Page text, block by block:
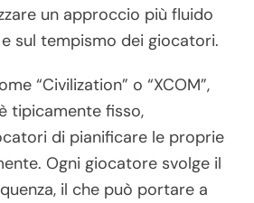
un approccio più fluido
sul tempismo dei giocatori.
“Civilization” o “XCOM”,
tipicamente fisso,
di pianificare le proprie
Ogni giocatore svolge il
il che può portare a